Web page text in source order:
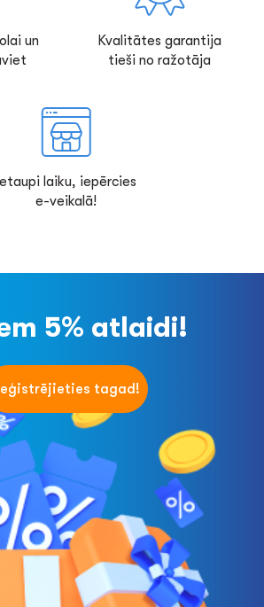
un
Kvalitātes garantija
tieši no ražotāja
Ietaupi laiku, iepērcies
e-veikalā!
5% atlaidi!
tagad!